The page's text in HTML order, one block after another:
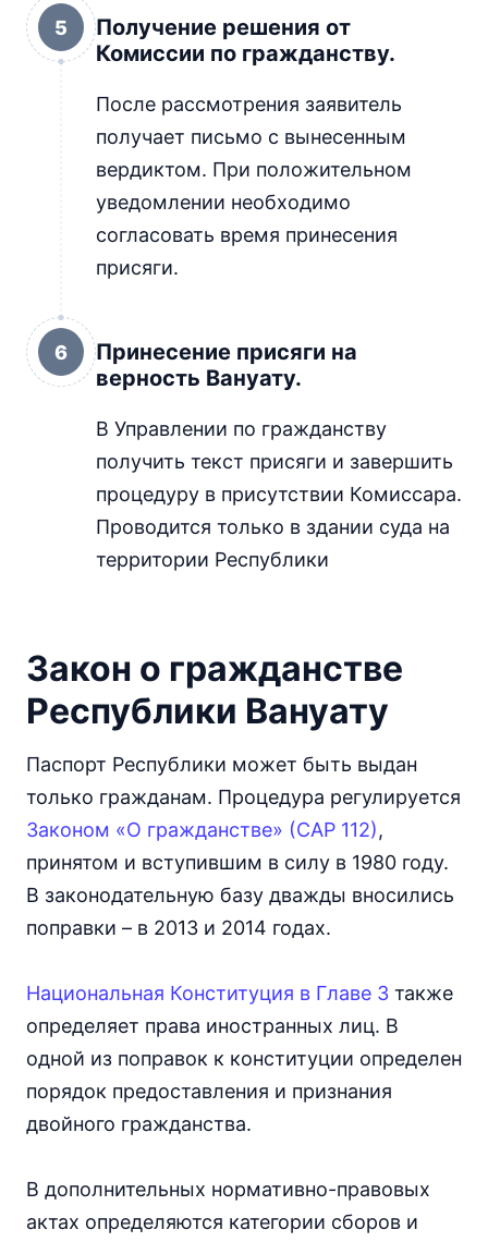
5
Получение решения от
Комиссии по гражданству.
После рассмотрения заявитель
получает письмо с вынесенным
вердиктом. При положительном
уведомлении необходимо
согласовать время принесения
присяги.
6
Принесение присяги на
верность Вануату.
В Управлении по гражданству
получить текст присяги и завершить
процедуру в присутствии Комиссара.
Проводится только в здании суда на
территории Республики
Закон о гражданстве
Республики Вануату
Паспорт Республики может быть выдан
только гражданам. Процедура регулируется
Законом «О гражданстве» (САР 112),
принятом и вступившим в силу в 1980 году.
В законодательную базу дважды вносились
поправки – в 2013 и 2014 годах.
Национальная Конституция в Главе 3 также
определяет права иностранных лиц. В
одной из поправок к конституции определен
порядок предоставления и признания
двойного гражданства.
В дополнительных нормативно-правовых
актах определяются категории сборов и